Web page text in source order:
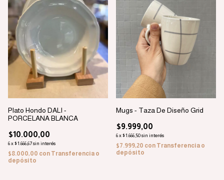
Plato Hondo DALI -
PORCELANA BLANCA
$10.000,00
6x$1.666,67sin interés
$8.000,00 con Transferencia o
depósito
Mugs - Taza De Diseño Grid
$9.999,00
6x$1.666,50sin interés
$7.999,20 con Transferencia o
depósito